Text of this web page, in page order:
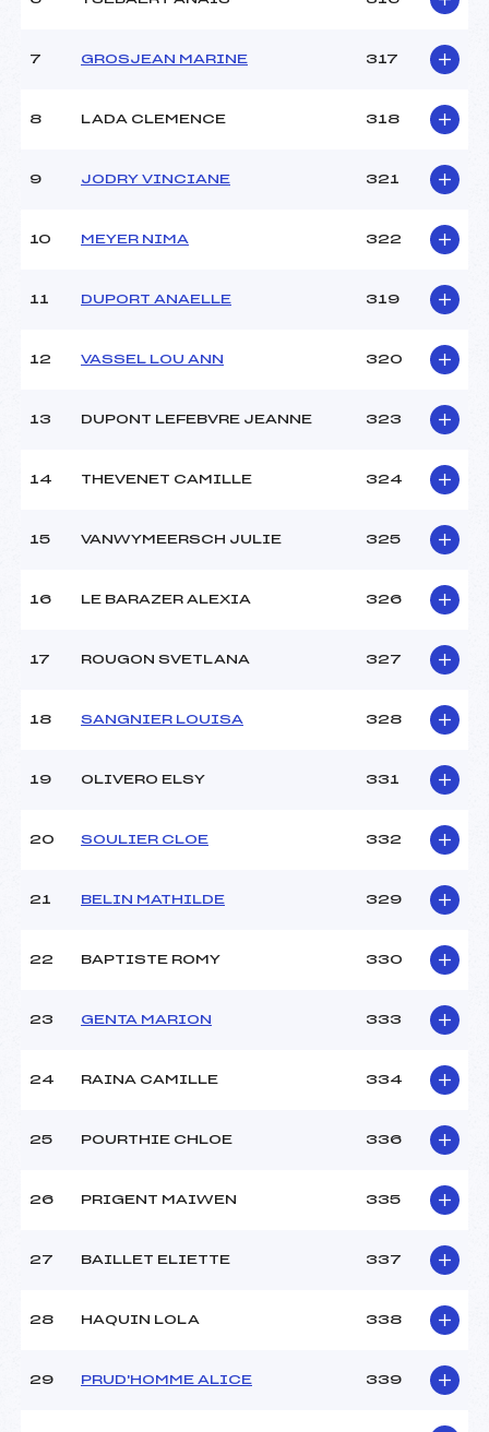
U17->SEN
7 GROSJEAN MARINE 317
8 LADA CLEMENCE 318
9 JODRY VINCIANE 321
10 MEYER NIMA 322
11 DUPORT ANAELLE 319
12 VASSEL LOU ANN 320
13 DUPONT LEFEBVRE JEANNE 323
14 THEVENET CAMILLE 324
15 VANWYMEERSCH JULIE 325
16 LE BARAZER ALEXIA 326
17 ROUGON SVETLANA 327
18 SANGNIER LOUISA 328
19 OLIVERO ELSY 331
20 SOULIER CLOE 332
21 BELIN MATHILDE 329
22 BAPTISTE ROMY 330
23 GENTA MARION 333
24 RAINA CAMILLE 334
25 POURTHIE CHLOE 336
26 PRIGENT MAIWEN 335
27 BAILLET ELIETTE 337
28 HAQUIN LOLA 338
29 PRUD'HOMME ALICE 339